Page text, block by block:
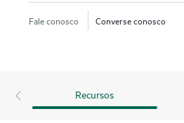
Fale conosco Converse conosco
Recursos